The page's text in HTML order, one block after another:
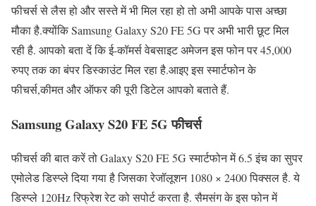
फीचर्स से लैस हो और सस्ते में भी मिल रहा हो तो अभी आपके पास अच्छा
मौका है.क्योंकि Samsung Galaxy S20 FE 5G पर अभी भारी छूट मिल
रही है. आपको बता दें कि ई-कॉमर्स वेबसाइट अमेजन इस फोन पर 45,000
रुपए तक का बंपर डिस्काउंट मिल रहा है.आइए इस स्मार्टफोन के
फीचर्स,कीमत और ऑफर की पूरी डिटेल आपको बताते हैं.
Samsung Galaxy S20 FE 5G फीचर्स
फीचर्स की बात करें तो Galaxy S20 FE 5G स्मार्टफोन में 6.5 इंच का सुपर
एमोलेड डिस्प्ले दिया गया है जिसका रेजॉलूशन 1080 × 2400 पिक्सल है. ये
डिस्प्ले 120Hz रिफ्रेश रेट को सपोर्ट करता है. सैमसंग के इस फोन में